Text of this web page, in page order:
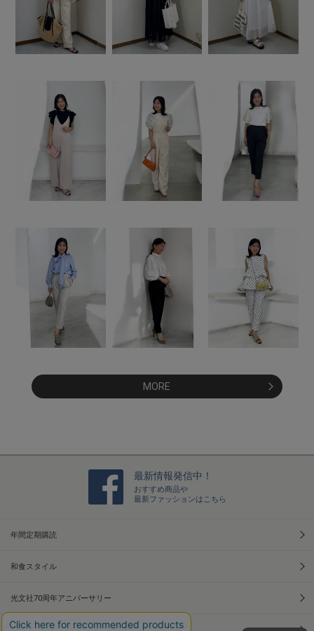
MORE
最新情報発信中！
おすすめ商品や
最新ファッションはこちら
年間定期購読
和食スタイル
光文社70周年アニバーサリー